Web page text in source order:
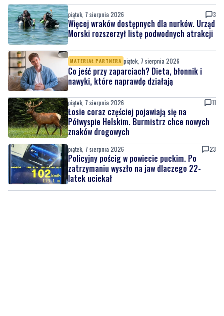
piątek, 7 sierpnia 2026 3
Więcej wraków dostępnych dla nurków. Urząd
Morski rozszerzył listę podwodnych atrakcji
MATERIAŁ PARTNERA piątek, 7 sierpnia 2026
Co jeść przy zaparciach? Dieta, błonnik i
nawyki, które naprawdę działają
piątek, 7 sierpnia 2026 11
Łosie coraz częściej pojawiają się na
Półwyspie Helskim. Burmistrz chce nowych
znaków drogowych
piątek, 7 sierpnia 2026 23
Policyjny pościg w powiecie puckim. Po
zatrzymaniu wyszło na jaw dlaczego 22-
latek uciekał